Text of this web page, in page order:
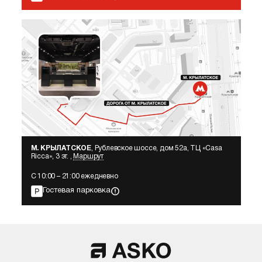
М. КРЫЛАТСКОЕ, Рублевское шоссе, дом 52а, ТЦ «Сasa
Ricca», 3 эт. ,
Маршрут
С 10:00 – 21:00 ежедневно
Гостевая парковка